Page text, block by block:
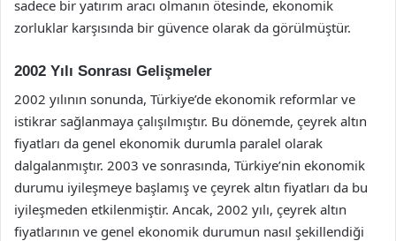
sadece bir yatırım aracı olmanın ötesinde, ekonomik
zorluklar karşısında bir güvence olarak da görülmüştür.
2002 Yılı Sonrası Gelişmeler
2002 yılının sonunda, Türkiye’de ekonomik reformlar ve
istikrar sağlanmaya çalışılmıştır. Bu dönemde, çeyrek altın
fiyatları da genel ekonomik durumla paralel olarak
dalgalanmıştır. 2003 ve sonrasında, Türkiye’nin ekonomik
durumu iyileşmeye başlamış ve çeyrek altın fiyatları da bu
iyileşmeden etkilenmiştir. Ancak, 2002 yılı, çeyrek altın
fiyatlarının ve genel ekonomik durumun nasıl şekillendiği